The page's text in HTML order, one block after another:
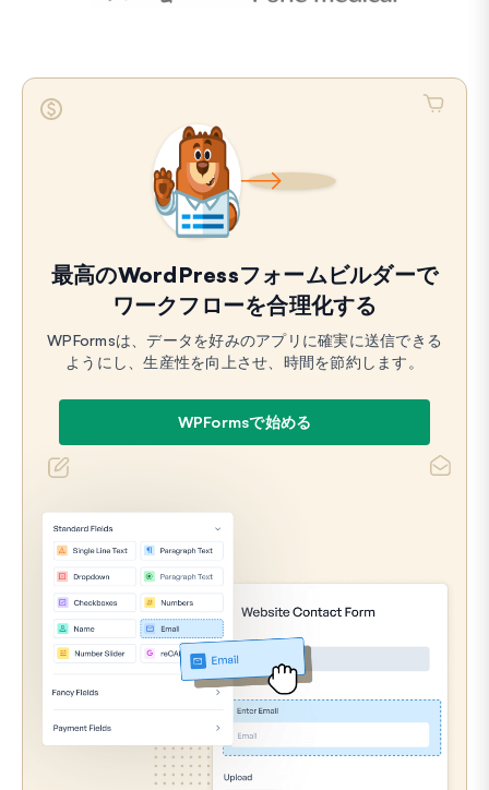
最高のWordPressフォームビルダーで
ワークフローを合理化する
WPFormsは、データを好みのアプリに確実に送信できる
ようにし、生産性を向上させ、時間を節約します。
WPFormsで始める